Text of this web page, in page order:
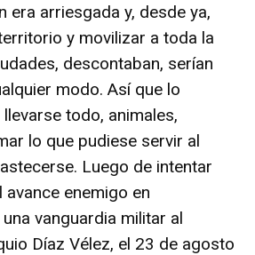
era arriesgada y, desde ya,
y movilizar a toda la
descontaban, serían
modo. Así que lo
todo, animales,
lo que pudiese servir al
Luego de intentar
enemigo en
vanguardia militar al
Díaz Vélez, el 23 de agosto